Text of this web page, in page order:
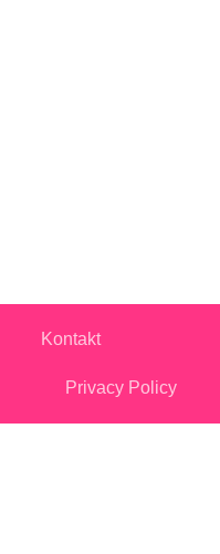
Kontakt
Privacy Policy